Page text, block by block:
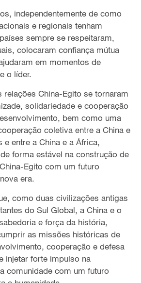
independentemente de como
e regionais tenham
sempre se respeitaram,
colocaram confiança mútua
em momentos de
o líder.
relações China-Egito se tornaram
solidariedade e cooperação
bem como uma
coletiva entre a China e
e entre a China e a África,
forma estável na construção de
Egito com um futuro
era.
como duas civilizações antigas
do Sul Global, a China e o
e força da história,
as missões históricas de
cooperação e defesa
injetar forte impulso na
comunidade com um futuro